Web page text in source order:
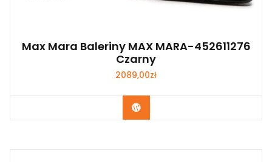
Max Mara Baleriny MAX MARA-452611276
Czarny
2089,00zł
Kup Teraz